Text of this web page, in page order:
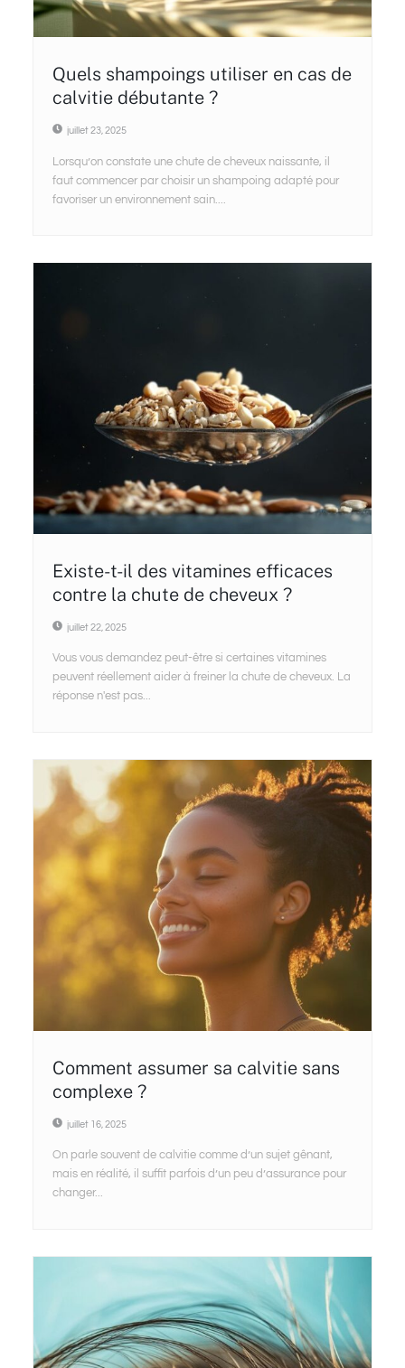
Quels shampoings utiliser en cas de
calvitie débutante ?
juillet 23, 2025
Lorsqu’on constate une chute de cheveux naissante, il
faut commencer par choisir un shampoing adapté pour
favoriser un environnement sain....
Existe-t-il des vitamines efficaces
contre la chute de cheveux ?
juillet 22, 2025
Vous vous demandez peut-être si certaines vitamines
peuvent réellement aider à freiner la chute de cheveux. La
réponse n'est pas...
Comment assumer sa calvitie sans
complexe ?
juillet 16, 2025
On parle souvent de calvitie comme d’un sujet gênant,
mais en réalité, il suffit parfois d’un peu d’assurance pour
changer...